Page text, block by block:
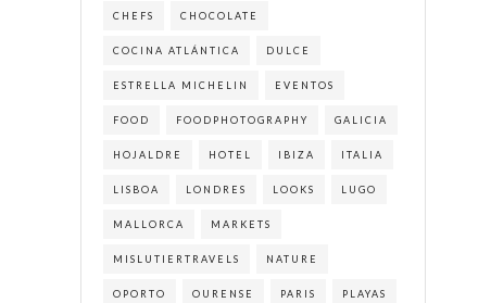
CHEFS CHOCOLATE
COCINA ATLÁNTICA DULCE
ESTRELLA MICHELIN EVENTOS
FOOD FOODPHOTOGRAPHY GALICIA
HOJALDRE HOTEL IBIZA ITALIA
LISBOA LONDRES LOOKS LUGO
MALLORCA MARKETS
MISLUTIERTRAVELS NATURE
OPORTO OURENSE PARIS PLAYAS